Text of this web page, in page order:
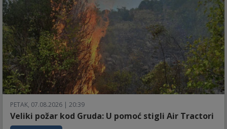
PETAK, 07.08.2026 | 20:39
Veliki požar kod Gruda: U pomoć stigli Air Tractori